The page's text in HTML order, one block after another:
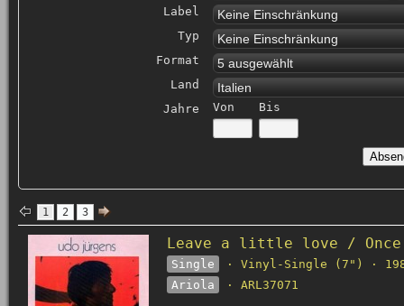
Label Keine Einschränkung
Typ Keine Einschränkung
Format 5 ausgewählt
Land Italien
Jahre Von Bis
1 2 3
Leave a little love /
Single
· Vinyl-Single (7") ·
Ariola
· ARL37071